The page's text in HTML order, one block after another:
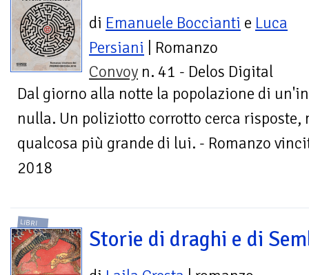
di Emanuele Boccianti e Luca
Persiani | Romanzo
Convoy n. 41 - Delos Digital
Dal giorno alla notte la popolazione di
nulla. Un poliziotto corrotto cerca risposte,
qualcosa più grande di lui. - Romanzo
2018
LIBRI
Storie di draghi e di